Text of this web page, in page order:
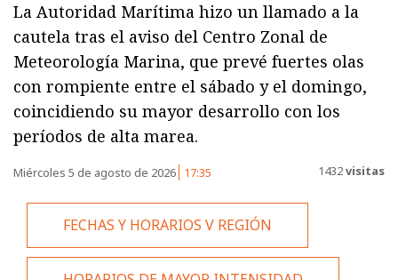
La Autoridad Marítima hizo un llamado a la
cautela tras el aviso del Centro Zonal de
Meteorología Marina, que prevé fuertes olas
con rompiente entre el sábado y el domingo,
coincidiendo su mayor desarrollo con los
períodos de alta marea.
Miércoles 5 de agosto de 2026 17:35 1432visitas
FECHAS Y HORARIOS V REGIÓN